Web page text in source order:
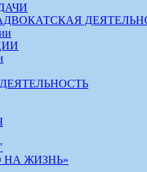
НА ЖИЗНЬ»